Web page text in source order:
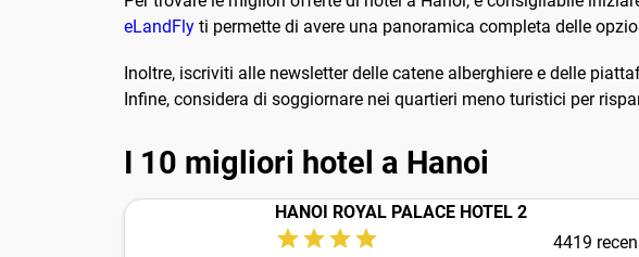
eLandFly ti permette di avere una panoramica completa delle
Inoltre, iscriviti alle newsletter delle catene alberghiere e delle
Infine, considera di soggiornare nei quartieri meno turistici per
I 10 migliori hotel a Hanoi
HANOI ROYAL PALACE HOTEL 2
4419